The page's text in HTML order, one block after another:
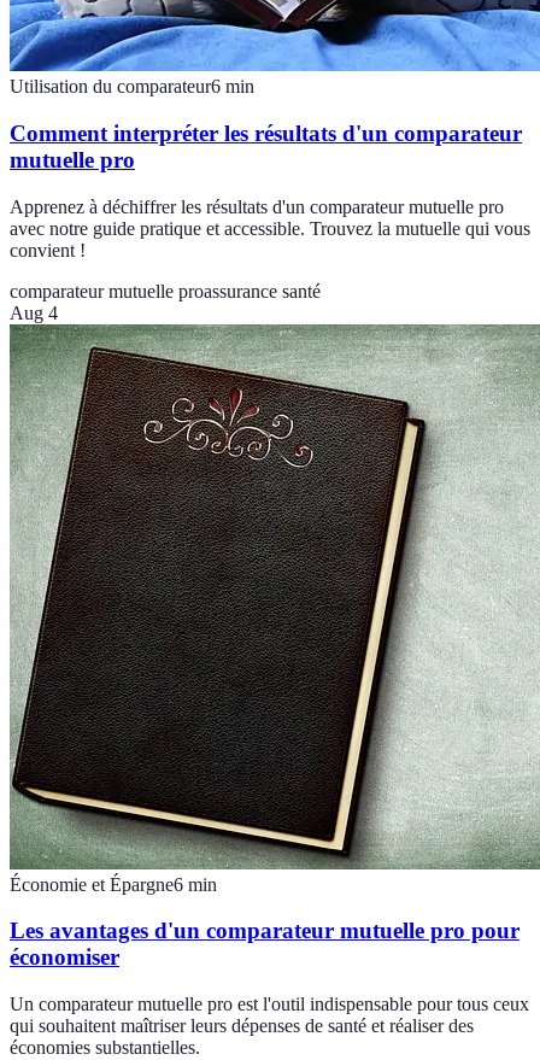
Utilisation du comparateur6 min
Comment interpréter les résultats d'un comparateur
mutuelle pro
Apprenez à déchiffrer les résultats d'un comparateur mutuelle pro
avec notre guide pratique et accessible. Trouvez la mutuelle qui vous
convient !
comparateur mutuelle proassurance santé
Aug 4
Économie et Épargne6 min
Les avantages d'un comparateur mutuelle pro pour
économiser
Un comparateur mutuelle pro est l'outil indispensable pour tous ceux
qui souhaitent maîtriser leurs dépenses de santé et réaliser des
économies substantielles.